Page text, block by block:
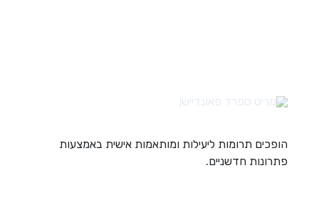
הופכים תרומות ליעילות ומותאמות אישית באמצעות
פתרונות חדשניים.